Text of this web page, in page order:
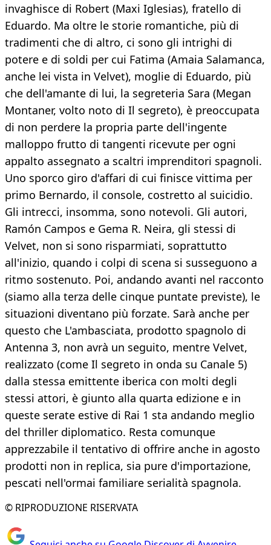
invaghisce di Robert (Maxi Iglesias), fratello di
Eduardo. Ma oltre le storie romantiche, più di
tradimenti che di altro, ci sono gli intrighi di
potere e di soldi per cui Fatima (Amaia Salamanca,
anche lei vista in Velvet), moglie di Eduardo, più
che dell'amante di lui, la segreteria Sara (Megan
Montaner, volto noto di Il segreto), è preoccupata
di non perdere la propria parte dell'ingente
malloppo frutto di tangenti ricevute per ogni
appalto assegnato a scaltri imprenditori spagnoli.
Uno sporco giro d'affari di cui finisce vittima per
primo Bernardo, il console, costretto al suicidio.
Gli intrecci, insomma, sono notevoli. Gli autori,
Ramón Campos e Gema R. Neira, gli stessi di
Velvet, non si sono risparmiati, soprattutto
all'inizio, quando i colpi di scena si susseguono a
ritmo sostenuto. Poi, andando avanti nel racconto
(siamo alla terza delle cinque puntate previste), le
situazioni diventano più forzate. Sarà anche per
questo che L'ambasciata, prodotto spagnolo di
Antenna 3, non avrà un seguito, mentre Velvet,
realizzato (come Il segreto in onda su Canale 5)
dalla stessa emittente iberica con molti degli
stessi attori, è giunto alla quarta edizione e in
queste serate estive di Rai 1 sta andando meglio
del thriller diplomatico. Resta comunque
apprezzabile il tentativo di offrire anche in agosto
prodotti non in replica, sia pure d'importazione,
pescati nell'ormai familiare serialità spagnola.
© RIPRODUZIONE RISERVATA